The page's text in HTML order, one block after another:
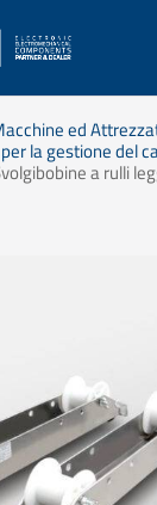
ed
la gestione del
a rulli